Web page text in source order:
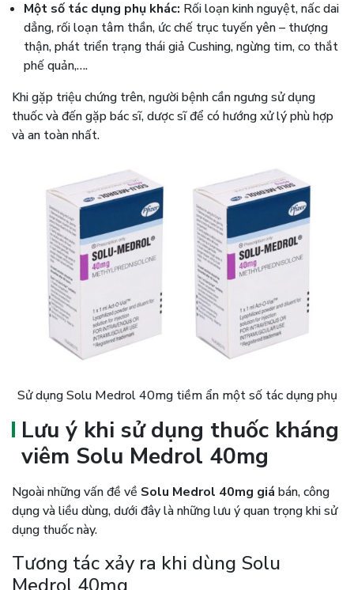
Một số tác dụng phụ khác: Rối loạn kinh nguyệt, nấc dai
dẳng, rối loạn tâm thần, ức chế trục tuyến yên – thượng
thận, phát triển trạng thái giả Cushing, ngừng tim, co thắt
phế quản,….
Khi gặp triệu chứng trên, người bệnh cần ngưng sử dụng
thuốc và đến gặp bác sĩ, dược sĩ để có hướng xử lý phù hợp
và an toàn nhất.
Sử dụng Solu Medrol 40mg tiềm ẩn một số tác dụng phụ
Lưu ý khi sử dụng thuốc kháng
viêm Solu Medrol 40mg
Ngoài những vấn đề về Solu Medrol 40mg giá bán, công
dụng và liều dùng, dưới đây là những lưu ý quan trọng khi sử
dụng thuốc này.
Tương tác xảy ra khi dùng Solu
Medrol 40mg